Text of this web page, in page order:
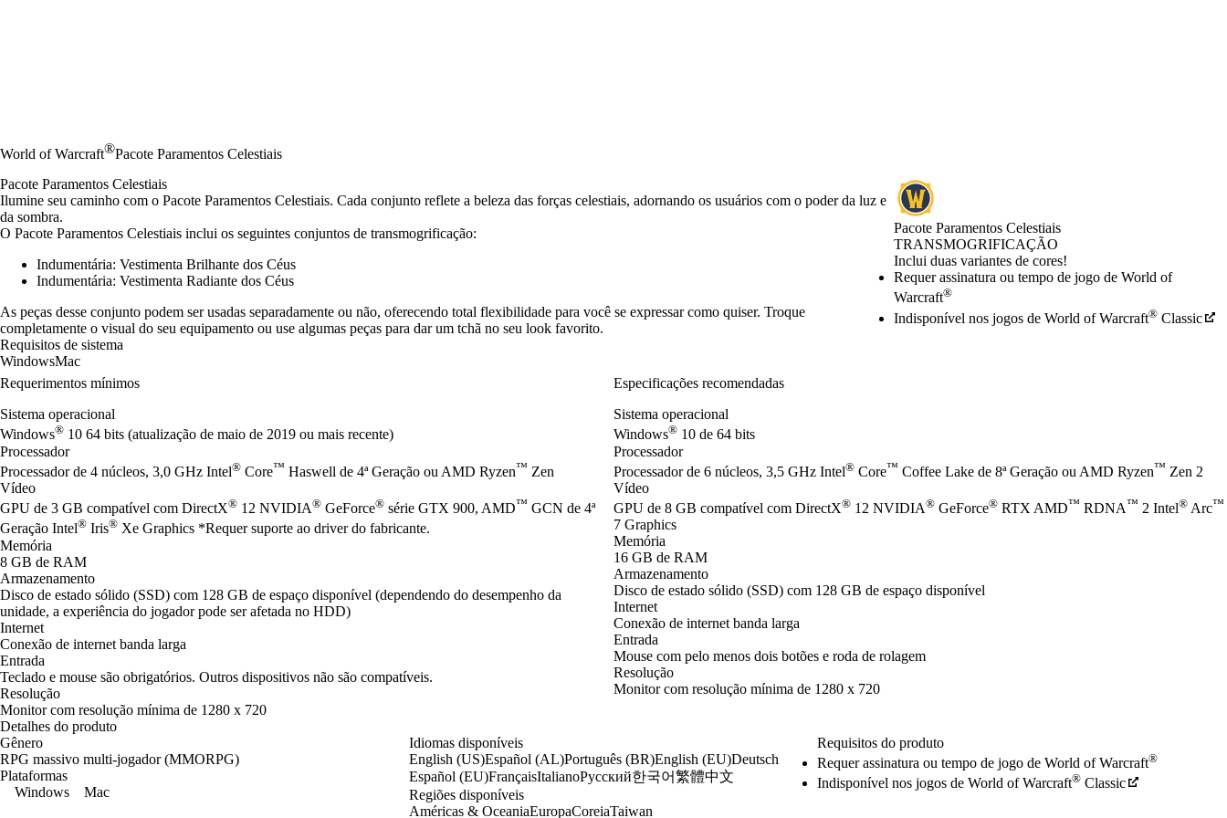
World of Warcraft®Pacote Paramentos Celestiais
Pacote Paramentos Celestiais
TRANSMOGRIFICAÇÃO
Product Notification
Inclui duas variantes de cores!
Preço
Available actions
Requer assinatura ou tempo de jogo de World of
Warcraft®
Indisponível nos jogos de World of Warcraft® Classic
Pacote Paramentos Celestiais
Ilumine seu caminho com o Pacote Paramentos Celestiais. Cada conjunto reflete a beleza das forças celestiais, adornando os usuários com o poder da luz e
da sombra.
O Pacote Paramentos Celestiais inclui os seguintes conjuntos de transmogrificação:
Indumentária: Vestimenta Brilhante dos Céus
Indumentária: Vestimenta Radiante dos Céus
As peças desse conjunto podem ser usadas separadamente ou não, oferecendo total flexibilidade para você se expressar como quiser. Troque
completamente o visual do seu equipamento ou use algumas peças para dar um tchã no seu look favorito.
Requisitos de sistema
WindowsMac
Requerimentos mínimos
Sistema operacional
Windows® 10 64 bits (atualização de maio de 2019 ou mais recente)
Processador
Processador de 4 núcleos, 3,0 GHz Intel® Core™ Haswell de 4ª Geração ou AMD Ryzen™ Zen
Vídeo
GPU de 3 GB compatível com DirectX® 12 NVIDIA® GeForce® série GTX 900, AMD™ GCN de 4ª
Geração Intel® Iris® Xe Graphics *Requer suporte ao driver do fabricante.
Memória
8 GB de RAM
Armazenamento
Disco de estado sólido (SSD) com 128 GB de espaço disponível (dependendo do desempenho da
unidade, a experiência do jogador pode ser afetada no HDD)
Internet
Conexão de internet banda larga
Entrada
Teclado e mouse são obrigatórios. Outros dispositivos não são compatíveis.
Resolução
Monitor com resolução mínima de 1280 x 720
Especificações recomendadas
Sistema operacional
Windows® 10 de 64 bits
Processador
Processador de 6 núcleos, 3,5 GHz Intel® Core™ Coffee Lake de 8ª Geração ou AMD Ryzen™ Zen 2
Vídeo
GPU de 8 GB compatível com DirectX® 12 NVIDIA® GeForce® RTX AMD™ RDNA™ 2 Intel® Arc™
7 Graphics
Memória
16 GB de RAM
Armazenamento
Disco de estado sólido (SSD) com 128 GB de espaço disponível
Internet
Conexão de internet banda larga
Entrada
Mouse com pelo menos dois botões e roda de rolagem
Resolução
Monitor com resolução mínima de 1280 x 720
Detalhes do produto
Gênero
RPG massivo multi-jogador (MMORPG)
Plataformas
Windows
Mac
Idiomas disponíveis
English (US)Español (AL)Português (BR)English (EU)Deutsch
Español (EU)FrançaisItalianoРусский한국어繁體中文
Regiões disponíveis
Américas & OceaniaEuropaCoreiaTaiwan
Requisitos do produto
Requer assinatura ou tempo de jogo de World of Warcraft®
Indisponível nos jogos de World of Warcraft® Classic